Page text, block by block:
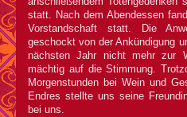
statt. Nach dem Abendessen
Vorstandschaft statt. Die
geschockt von der Ankündigung
nächsten Jahr nicht mehr zur
mächtig auf die Stimmung.
Morgenstunden bei Wein und
Endres stellte uns seine
bei uns.